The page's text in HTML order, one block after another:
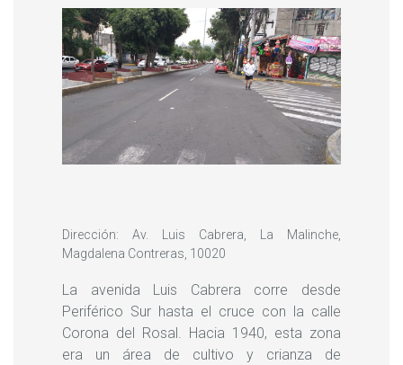
Dirección: Av. Luis Cabrera, La Malinche,
Magdalena Contreras, 10020
La avenida Luis Cabrera corre desde
Periférico Sur hasta el cruce con la calle
Corona del Rosal. Hacia 1940, esta zona
era un área de cultivo y crianza de